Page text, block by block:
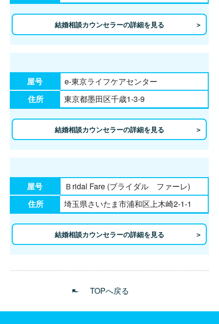
結婚相談カウンセラーの詳細を見る
屋号
e-東京ライフケアセンター
住所
東京都墨田区千歳1-3-9
結婚相談カウンセラーの詳細を見る
屋号
Ｂridal Fare (ブライダル ファーレ)
住所
埼玉県さいたま市浦和区上木崎2-1-1
結婚相談カウンセラーの詳細を見る
TOPへ戻る